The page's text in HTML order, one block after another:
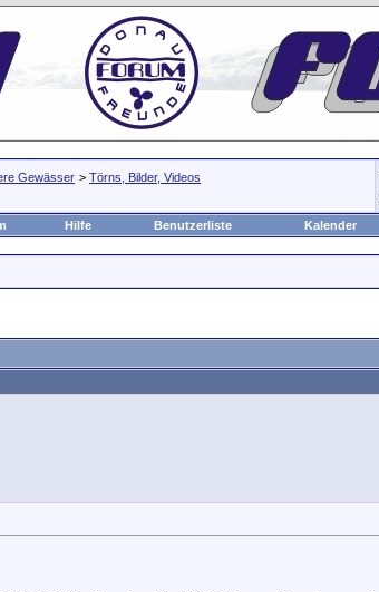
Gewässer > Törns, Bilder, Videos
Hilfe Benutzerliste Kalender